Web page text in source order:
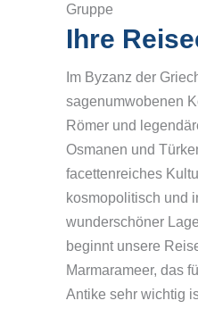
Gruppe
Ihre
Im Byzanz der
sagenumwobenen
Römer und
Osmanen und
facettenreiches
kosmopolitisch und
wunderschöner
beginnt unsere
Marmarameer, das
Antike sehr wichtig